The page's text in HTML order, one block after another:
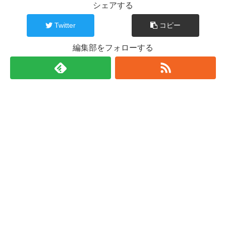
シェアする
Twitter コピー
編集部をフォローする